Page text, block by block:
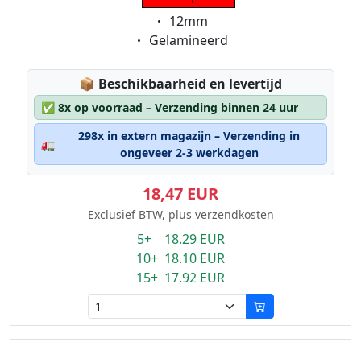
Eigenschaft:
12mm
Eigenschaft:
Gelamineerd
📦 Lagerstatus:
Beschikbaarheid en levertijd
✅ 8x op voorraad – Verzending binnen 24 uur
🚛
298x in extern magazijn – Verzending in
ongeveer 2-3 werkdagen
18,47 EUR
Exclusief BTW, plus verzendkosten
5+ 18.29 EUR
10+ 18.10 EUR
15+ 17.92 EUR